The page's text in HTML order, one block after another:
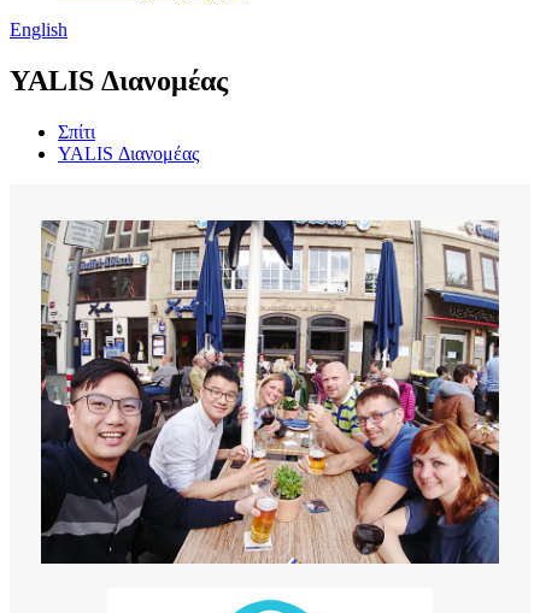
English
YALIS Διανομέας
Σπίτι
YALIS Διανομέας